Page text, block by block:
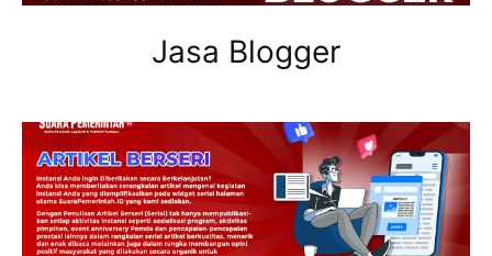
Jasa Blogger